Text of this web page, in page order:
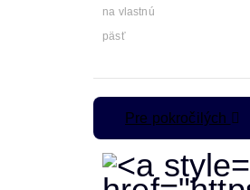
na vlastnú
päsť
Pre pokročilých